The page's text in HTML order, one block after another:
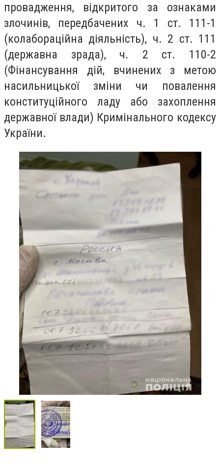
провадження, відкритого за ознаками
злочинів, передбачених ч. 1 ст. 111-1
(колабораційна діяльність), ч. 2 ст. 111
(державна зрада), ч. 2 ст. 110-2
(Фінансування дій, вчинених з метою
насильницької зміни чи повалення
конституційного ладу або захоплення
державної влади) Кримінального кодексу
України.